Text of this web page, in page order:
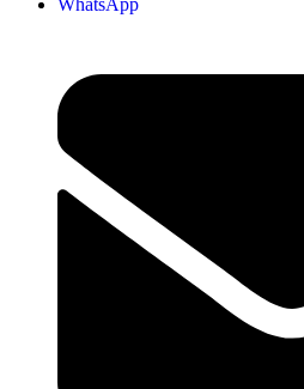
WhatsApp